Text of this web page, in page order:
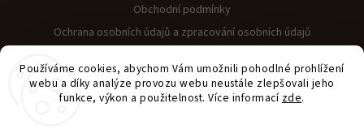
Používáme cookies, abychom Vám umožnili pohodlné prohlížení
webu a díky analýze provozu webu neustále zlepšovali jeho
funkce, výkon a použitelnost. Více informací zde.
Obchodní podmínky
Ochrana osobních údajů a zpracování osobních údajů